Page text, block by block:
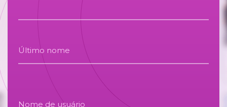
Último nome
Nome de usuário